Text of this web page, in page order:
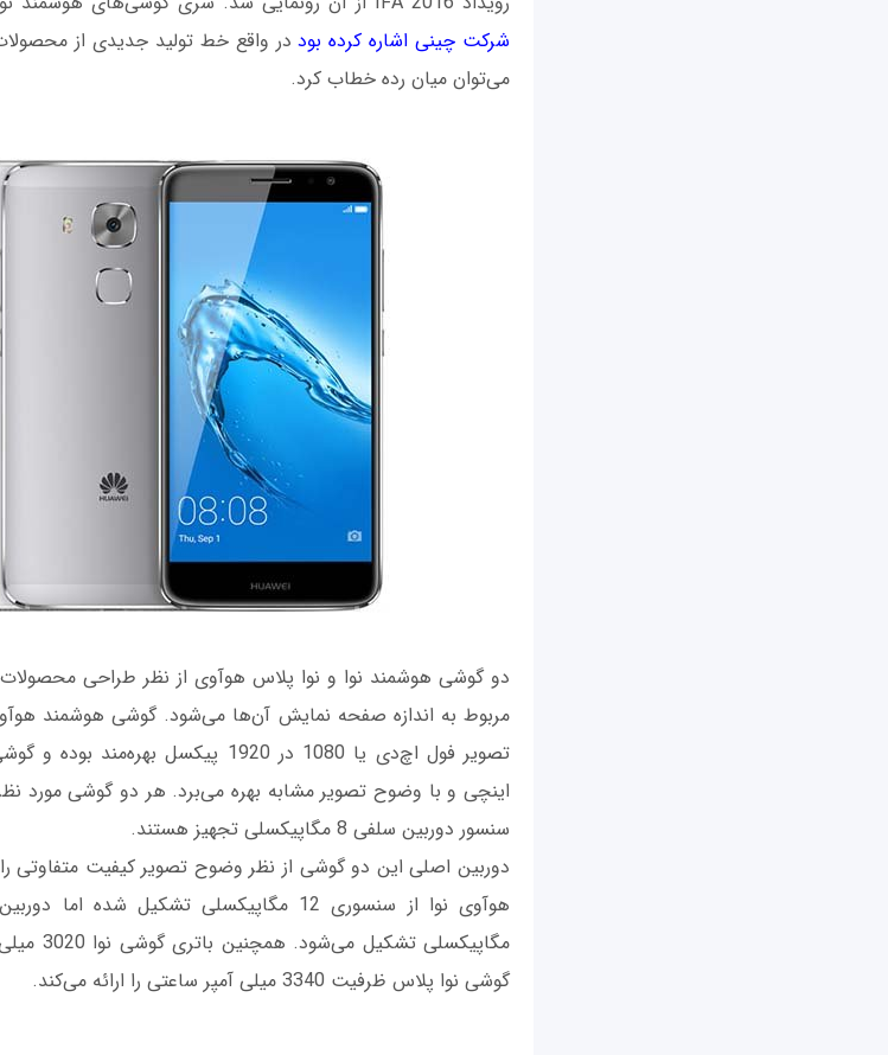
شرکت چینی اشاره کرده بوددر واقع خط تولید جدیدی از
می‌توان میان رده خطاب کرد.
دو گوشی هوشمند نوا و نوا پلاس هوآوی از نظر طراحی
اینچی و با وضوح تصویر مشابه بهره می‌برد. هر دو گوشی مورد
سنسور دوربین سلفی 8 مگاپیکسلی تجهیز هستند.
دوربین اصلی این دو گوشی از نظر وضوح تصویر کیفیت متفاوتی
گوشی نوا پلاس ظرفیت 3340 میلی آمپر ساعتی را ارائه می‌کند.